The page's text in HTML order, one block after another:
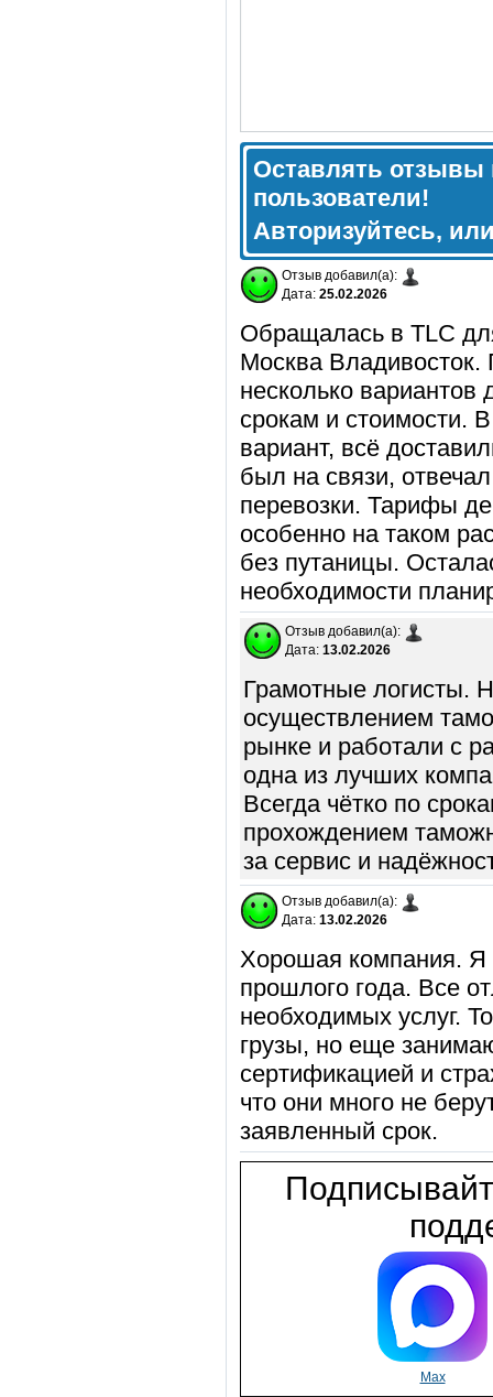
Оставлять отзывы
пользователи!
Авторизуйтесь,
Отзыв добавил(а):
Дата: 25.02.2026
Обращалась в TLC
Москва Владивосток.
несколько вариантов
срокам и стоимости.
вариант, всё
был на связи,
перевозки. Тарифы
особенно на таком
без путаницы.
необходимости
Отзыв добавил(а):
Дата: 13.02.2026
Грамотные логисты.
осуществлением
рынке и работали с
одна из лучших
Всегда чётко по
прохождением
за сервис и
Отзыв добавил(а):
Дата: 13.02.2026
Хорошая компания. Я
прошлого года. Все
необходимых услуг.
грузы, но еще
сертификацией и
что они много не
заявленный срок.
Max